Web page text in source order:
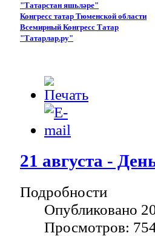
"Татарстан яшьләре"
Конгресс татар Тюменской области
Всемирный Конгресс Татар
"Татарлар.ру"
21 августа -
Подробности
Опубликовано
Просмотров: